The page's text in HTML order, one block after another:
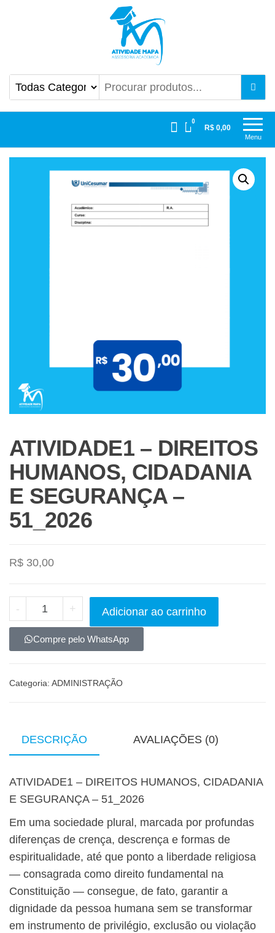
Atividade Mapa Mapa UniCesumar
Menu
0
R$ 0,00
ATIVIDADE1 – DIREITOS
HUMANOS, CIDADANIA
E SEGURANÇA –
51_2026
R$ 30,00
- + Adicionar ao carrinho
Compre pelo WhatsApp
Categoria: ADMINISTRAÇÃO
DESCRIÇÃO AVALIAÇÕES (0)
ATIVIDADE1 – DIREITOS HUMANOS, CIDADANIA
E SEGURANÇA – 51_2026
Em uma sociedade plural, marcada por profundas
diferenças de crença, descrença e formas de
espiritualidade, até que ponto a liberdade religiosa
— consagrada como direito fundamental na
Constituição — consegue, de fato, garantir a
dignidade da pessoa humana sem se transformar
em instrumento de privilégio, exclusão ou violação